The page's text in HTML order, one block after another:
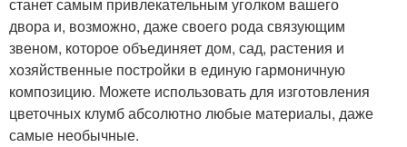
станет самым привлекательным уголком вашего
двора и, возможно, даже своего рода связующим
звеном, которое объединяет дом, сад, растения и
хозяйственные постройки в единую гармоничную
композицию. Можете использовать для изготовления
цветочных клумб абсолютно любые материалы, даже
самые необычные.